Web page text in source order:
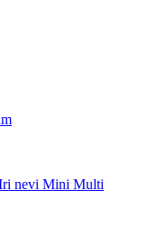
nevi Mini Multi